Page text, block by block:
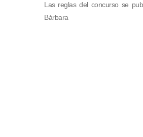
Las reglas del concurso se
Bárbara